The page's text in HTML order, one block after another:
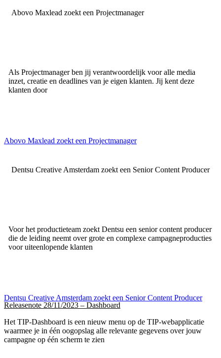
Abovo Maxlead zoekt een Projectmanager
Als Projectmanager ben jij verantwoordelijk voor alle media
inzet, creatie en deadlines van je eigen klanten. Jij kent deze
klanten door
Abovo Maxlead zoekt een Projectmanager
Dentsu Creative Amsterdam zoekt een Senior Content Producer
Voor het productieteam zoekt Dentsu een senior content producer
die de leiding neemt over grote en complexe campagneproducties
voor uiteenlopende klanten
Dentsu Creative Amsterdam zoekt een Senior Content Producer
Releasenote 28/11/2023 – Dashboard
Het TIP-Dashboard is een nieuw menu op de TIP-webapplicatie
waarmee je in één oogopslag alle relevante gegevens over jouw
campagne op één scherm te zien